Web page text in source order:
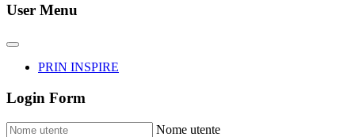
User Menu
PRIN INSPIRE
Login Form
Nome utente